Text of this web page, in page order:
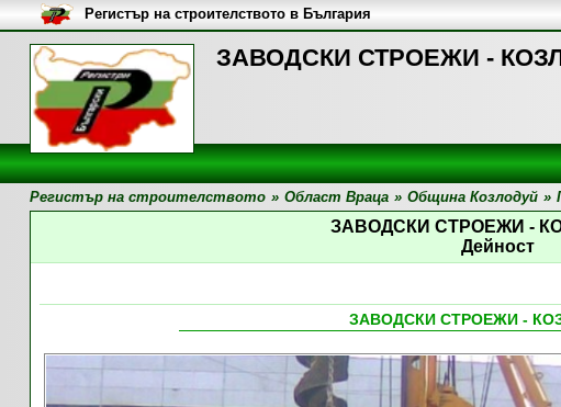
ЗАВОДСКИ СТРОЕЖИ -
Регистър на строителството в България
Регистър на строителството » Област Враца » Община Козлодуй »
ЗАВОДСКИ СТРОЕЖИ -
Дейност
ЗАВОДСКИ СТРОЕЖИ -